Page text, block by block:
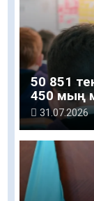
50 851
450 мың
беріледі
31.07.2026